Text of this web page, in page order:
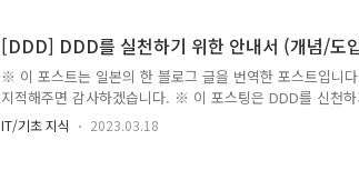
스트의 실패 Green : 테스트의 성공 Refactor : 리팩터링 실
클은 (1~6)을 반복해서 실행하며, 코딩해나간다. 1. 작성하
를 생각한다. 2. 그 목표를 달..
[DDD] DDD를 실천하기 위한 안내서 (개념/도
※ 이 포스트는 일본의 한 블로그 글을 번역한 포스트입니
지적해주면 감사하겠습니다. ※ 이 포스팅은 DDD를 신천
여기를 참조해주세요. DDD란 Domain-Driven Design(도
시한 소프트웨어 설계를 집약한 개념이다. 그러나 이 개념
IT/기초 지식 2023.03.18